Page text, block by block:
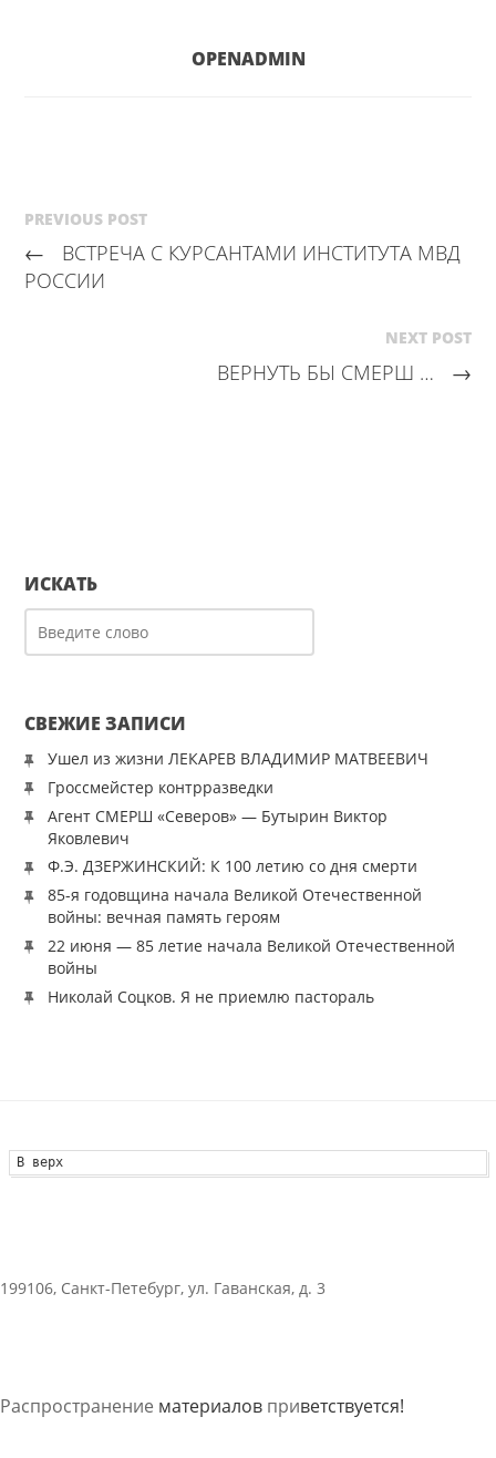
OPENADMIN
PREVIOUS POST
←
ВСТРЕЧА С КУРСАНТАМИ ИНСТИТУТА МВД
РОССИИ
NEXT POST
ВЕРНУТЬ БЫ СМЕРШ … →
ИСКАТЬ
СВЕЖИЕ ЗАПИСИ
Ушел из жизни ЛЕКАРЕВ ВЛАДИМИР МАТВЕЕВИЧ
Гроссмейстер контрразведки
Агент СМЕРШ «Северов» — Бутырин Виктор
Яковлевич
Ф.Э. ДЗЕРЖИНСКИЙ: К 100 летию со дня смерти
85-я годовщина начала Великой Отечественной
войны: вечная память героям
22 июня — 85 летие начала Великой Отечественной
войны
Николай Соцков. Я не приемлю пастораль
В верх
199106, Санкт-Петебург, ул. Гаванская, д. 3
Распространение материалов приветствуется!